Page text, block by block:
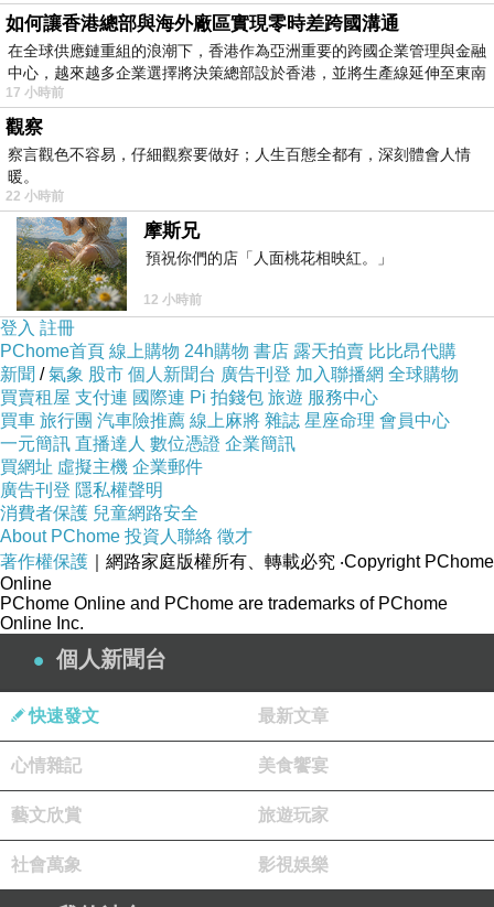
路書局,金石堂門市,金石堂書店,金石堂誠品網路書店,金石堂書局,金石
堂營業時間
本站圖文皆引用自金石堂,圖文所有權皆為原所有權人所有,引用人與金
石堂有合作關係！
一陣風：留下千古絕唱-金石堂網路書店
內容簡介
《一陣風：留下千古絕唱》
辛酸的歷史一頁，有兩處都讓我哽咽不已。其一是一代名
泫然，淚濕青衫。......章詒和復活馬連良，並非僅僅為了緬
懷父執，追念故人；她仍其舊貫，不改初衷，還是為了往
如何讓香港總部與海外廠區實現零時差跨國溝通
在全球供應鏈重組的浪潮下，香港作為亞洲重要的跨國企業管理與金融
中心，越來越多企業選擇將決策總部設於香港，並將生產線延伸至東南
17 小時前
觀察
察言觀色不容易，仔細觀察要做好；人生百態全都有，深刻體會人情
暖。
22 小時前
摩斯兄
預祝你們的店「人面桃花相映紅。」
12 小時前
登入 註冊
PChome首頁 線上購物 24h購物 書店 露天拍賣 比比昂代購
新聞 /氣象 股市 個人新聞台 廣告刊登 加入聯播網 全球購物
買賣租屋 支付連 國際連 Pi 拍錢包 旅遊 服務中心
買車 旅行團 汽車險推薦 線上麻將 雜誌 星座命理 會員中心
一元簡訊 直播達人 數位憑證 企業簡訊
買網址 虛擬主機 企業郵件
廣告刊登 隱私權聲明
消費者保護 兒童網路安全
About PChome 投資人聯絡 徵才
著作權保護 ｜網路家庭版權所有、轉載必究 ‧Copyright PChome
Online
PChome Online and PChome are trademarks of PChome
Online Inc.
個人新聞台
快速發文 最新文章
心情雜記 美食饗宴
藝文欣賞 旅遊玩家
社會萬象 影視娛樂